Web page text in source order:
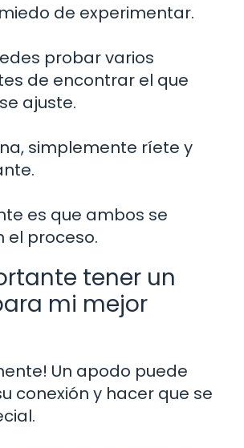
de experimentar.
probar varios
de encontrar el que
ajuste.
simplemente ríete y
es que ambos se
el proceso.
tener un
mi mejor
Un apodo puede
conexión y hacer que se